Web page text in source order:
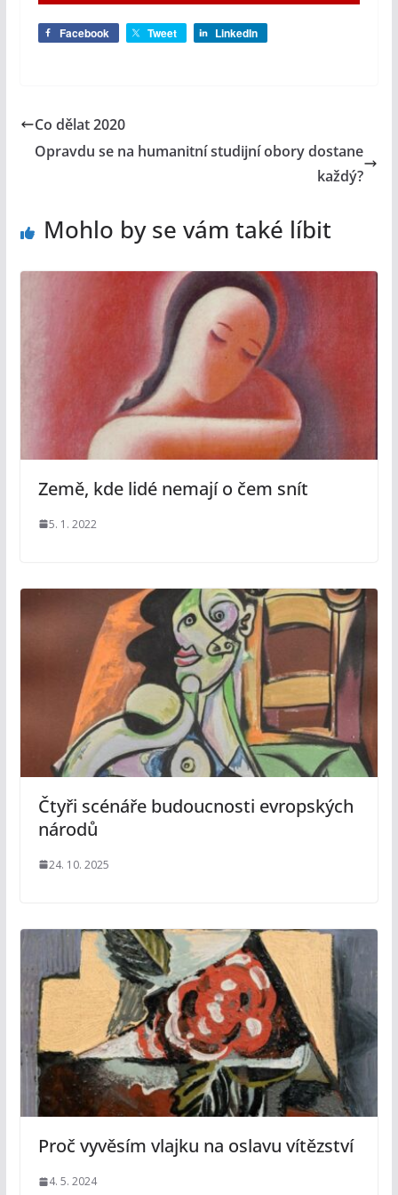
Facebook Tweet LinkedIn
Co dělat 2020
Opravdu se na humanitní studijní obory dostane
každý?
Mohlo by se vám také líbit
Země, kde lidé nemají o čem snít
5. 1. 2022
Čtyři scénáře budoucnosti evropských
národů
24. 10. 2025
Proč vyvěsím vlajku na oslavu vítězství
4. 5. 2024